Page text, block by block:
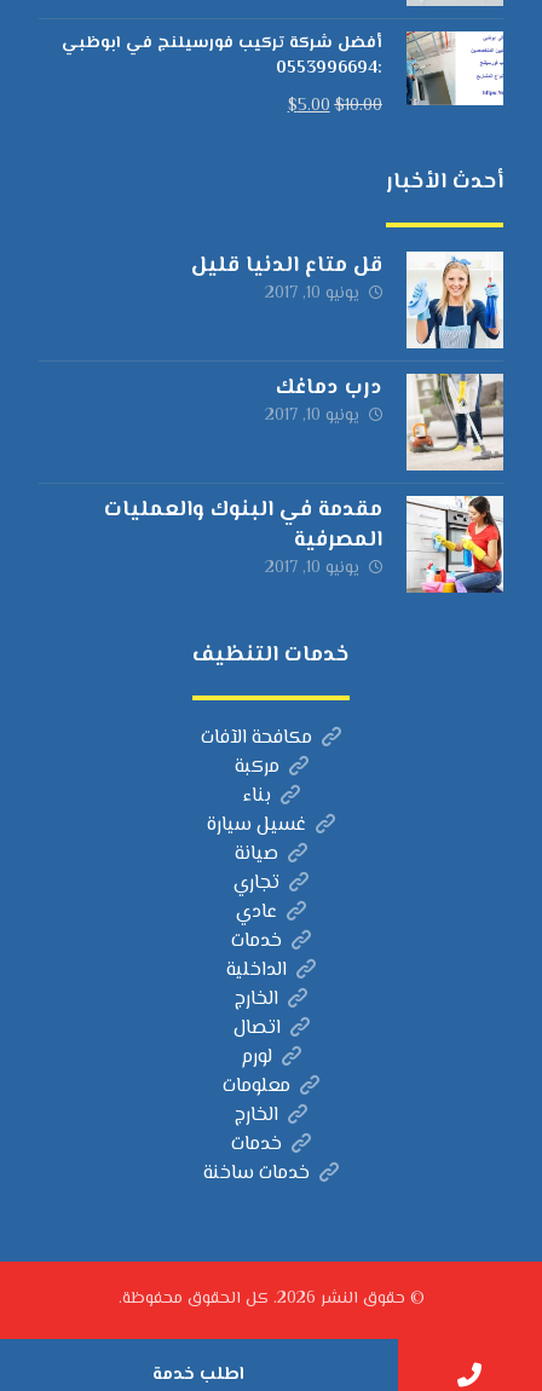
أفضل شركة تركيب فورسيلنج في ابوظبي
:0553996694
$10.00
$5.00
أحدث الأخبار
قل متاع الدنيا قليل
يونيو 10, 2017
درب دماغك
يونيو 10, 2017
مقدمة في البنوك والعمليات
المصرفية
يونيو 10, 2017
خدمات التنظيف
مكافحة الآفات
مركبة
بناء
غسيل سيارة
صيانة
تجاري
عادي
خدمات
الداخلية
الخارج
اتصال
لورم
معلومات
الخارج
خدمات
خدمات ساخنة
© حقوق النشر 2026. كل الحقوق محفوظة.
اطلب خدمة